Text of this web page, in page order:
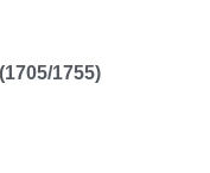
1755)